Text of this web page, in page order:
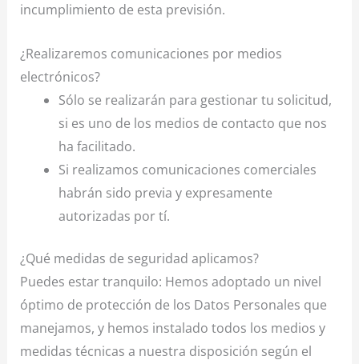
incumplimiento de esta previsión.
¿Realizaremos comunicaciones por medios
electrónicos?
Sólo se realizarán para gestionar tu solicitud,
si es uno de los medios de contacto que nos
ha facilitado.
Si realizamos comunicaciones comerciales
habrán sido previa y expresamente
autorizadas por tí.
¿Qué medidas de seguridad aplicamos?
Puedes estar tranquilo: Hemos adoptado un nivel
óptimo de protección de los Datos Personales que
manejamos, y hemos instalado todos los medios y
medidas técnicas a nuestra disposición según el